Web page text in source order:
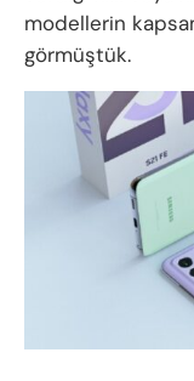
modellerin
görmüştük.